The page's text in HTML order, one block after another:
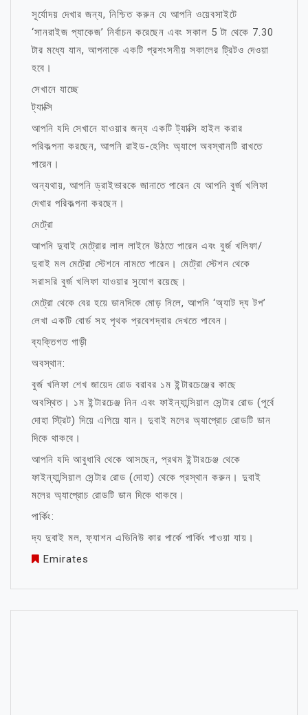
সূর্যোদয় দেখার জন্য, নিশ্চিত করুন যে আপনি ওয়েবসাইটে
‘সানরাইজ প্যাকেজ’ নির্বাচন করেছেন এবং সকাল 5 টা থেকে 7.30
টার মধ্যে যান, আপনাকে একটি প্রশংসনীয় সকালের ট্রিটও দেওয়া
হবে।
সেখানে যাচ্ছে
ট্যাক্সি
আপনি যদি সেখানে যাওয়ার জন্য একটি ট্যাক্সি হাইল করার
পরিকল্পনা করছেন, আপনি রাইড-হেলিং অ্যাপে অবস্থানটি রাখতে
পারেন।
অন্যথায়, আপনি ড্রাইভারকে জানাতে পারেন যে আপনি বুর্জ খলিফা
দেখার পরিকল্পনা করছেন।
মেট্রো
আপনি দুবাই মেট্রোর লাল লাইনে উঠতে পারেন এবং বুর্জ খলিফা/
দুবাই মল মেট্রো স্টেশনে নামতে পারেন। মেট্রো স্টেশন থেকে
সরাসরি বুর্জ খলিফা যাওয়ার সুযোগ রয়েছে।
মেট্রো থেকে বের হয়ে ডানদিকে মোড় নিলে, আপনি ‘অ্যাট দ্য টপ’
লেখা একটি বোর্ড সহ পৃথক প্রবেশদ্বার দেখতে পাবেন।
ব্যক্তিগত গাড়ী
অবস্থান:
বুর্জ খলিফা শেখ জায়েদ রোড বরাবর ১ম ইন্টারচেঞ্জের কাছে
অবস্থিত। ১ম ইন্টারচেঞ্জ নিন এবং ফাইন্যান্সিয়াল সেন্টার রোড (পূর্বে
দোহা স্ট্রিট) দিয়ে এগিয়ে যান। দুবাই মলের অ্যাপ্রোচ রোডটি ডান
দিকে থাকবে।
আপনি যদি আবুধাবি থেকে আসছেন, প্রথম ইন্টারচেঞ্জ থেকে
ফাইন্যান্সিয়াল সেন্টার রোড (দোহা) থেকে প্রস্থান করুন। দুবাই
মলের অ্যাপ্রোচ রোডটি ডান দিকে থাকবে।
পার্কিং:
দ্য দুবাই মল, ফ্যাশন এভিনিউ কার পার্কে পার্কিং পাওয়া যায়।
Emirates